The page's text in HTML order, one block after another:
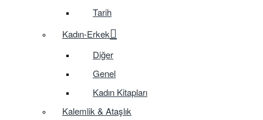
Tarih
Kadın-Erkek
Diğer
Genel
Kadın Kitapları
Kalemlik & Ataşlık